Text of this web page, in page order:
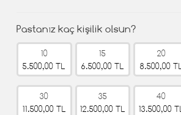
Pastanız kaç kişilik olsun?
10
5.500,00 TL
15
6.500,00 TL
20
8.500,00 TL
30
11.500,00 TL
35
12.500,00 TL
40
13.500,00 TL